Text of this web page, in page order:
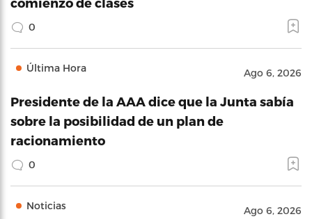
0
Última Hora Ago 6, 2026
Presidente de la AAA dice que la Junta sabía
sobre la posibilidad de un plan de
racionamiento
0
Noticias Ago 6, 2026